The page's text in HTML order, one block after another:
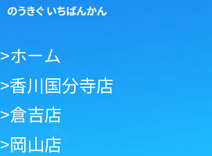
>ホーム
>香川国分寺店
>倉吉店
>岡山店